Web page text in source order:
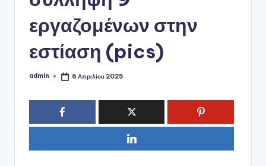
εργαζομένων στην
εστίαση (pics)
Συγγραφέας:
admin 6 Απριλίου 2025